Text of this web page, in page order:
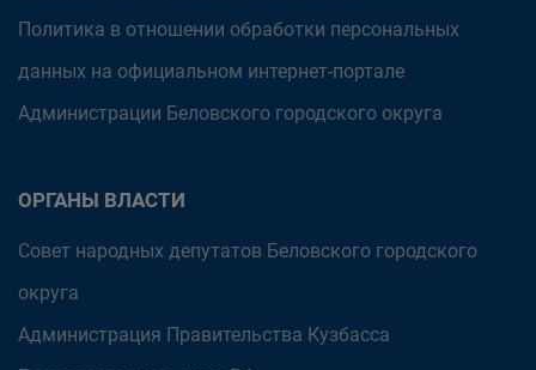
Политика в отношении обработки персональных
данных на официальном интернет-портале
Администрации Беловского городского округа
ОРГАНЫ ВЛАСТИ
Совет народных депутатов Беловского городского
округа
Администрация Правительства Кузбасса